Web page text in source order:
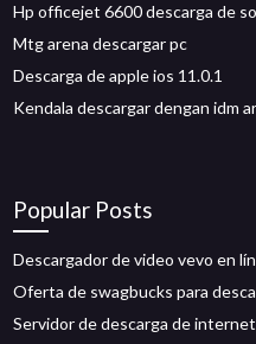
Hp officejet 6600 descarga de
Mtg arena descargar pc
Descarga de apple ios 11.0.1
Kendala descargar dengan idm
Popular Posts
Descargador de video vevo en
Oferta de swagbucks para
Servidor de descarga de